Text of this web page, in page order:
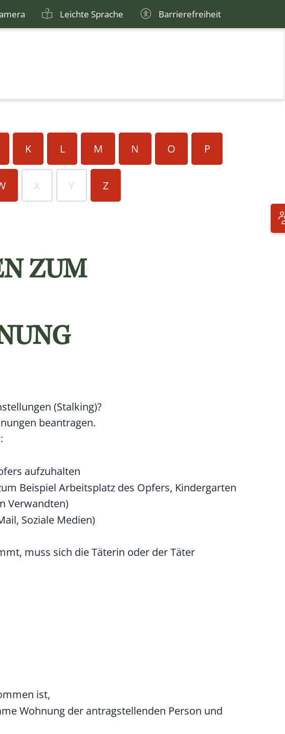
Leichte Sprache Barrierefreiheit
K L M N O P
X Y Z
ZUM S
B
(Stalking)?
beantragen.
aufzuhalten
Beispiel Arbeitsplatz des Opfers, Kindergarten
Verwandten)
Soziale Medien)
muss sich die Täterin oder der Täter
ist,
Wohnung der antragstellenden Person und